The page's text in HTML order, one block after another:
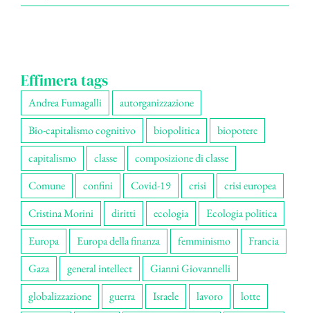
Effimera tags
Andrea Fumagalli
autorganizzazione
Bio-capitalismo cognitivo
biopolitica
biopotere
capitalismo
classe
composizione di classe
Comune
confini Covid-19 crisi
crisi europea
Cristina Morini
diritti ecologia
Ecologia politica
Europa
Europa della finanza femminismo
Francia
Gaza
general intellect
Gianni Giovannelli
globalizzazione
guerra Israele lavoro lotte